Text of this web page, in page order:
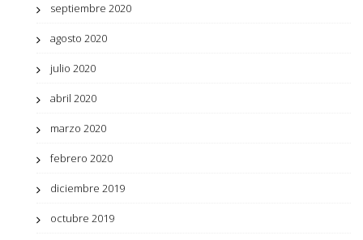
septiembre 2020
agosto 2020
julio 2020
abril 2020
marzo 2020
febrero 2020
diciembre 2019
octubre 2019